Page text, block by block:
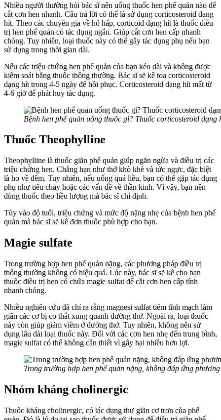
Nhiều người thường hỏi bác sĩ nên uống thuốc hen phế quản nào để
cắt cơn hen nhanh. Câu trả lời có thể là sử dụng corticosteroid dạng
hít. Theo các chuyên gia về hô hấp, corticoid dạng hít là thuốc điều
trị hen phế quản có tác dụng ngắn. Giúp cắt cơn hen cấp nhanh
chóng. Tuy nhiên, loại thuốc này có thể gây tác dụng phụ nếu bạn
sử dụng trong thời gian dài.
Nếu các triệu chứng hen phế quản của bạn kéo dài và không được
kiểm soát bằng thuốc thông thường. Bác sĩ sẽ kê toa corticosteroid
dạng hít trong 4-5 ngày để hồi phục. Corticosteroid dạng hít mất từ ​​
4-6 giờ để phát huy tác dụng.
Bệnh hen phế quản uống thuốc gì? Thuốc corticosteroid
Thuốc Theophylline
Theophylline là thuốc giãn phế quản giúp ngăn ngừa và điều trị các
triệu chứng hen. Chẳng hạn như thở khò khè và tức ngực, đặc biệt
là ho về đêm. Tuy nhiên, nếu uống quá liều, bạn có thể gặp tác dụng
phụ như tiêu chảy hoặc các vấn đề về thần kinh. Vì vậy, bạn nên
dùng thuốc theo liều lượng mà bác sĩ chỉ định.
Tùy vào độ tuổi, triệu chứng và mức độ nặng nhẹ của bệnh hen phế
quản mà bác sĩ sẽ kê đơn thuốc phù hợp cho bạn.
Magie sulfate
Trong trường hợp hen phế quản nặng, các phương pháp điều trị
thông thường không có hiệu quả. Lúc này, bác sĩ sẽ kê cho bạn
thuốc điều trị hen có chứa magie sulfat để cắt cơn hen cấp tính
nhanh chóng.
Nhiều nghiên cứu đã chỉ ra rằng magnesi sulfat tiêm tĩnh mạch làm
giãn các cơ bị co thắt xung quanh đường thở. Ngoài ra, loại thuốc
này còn giúp giảm viêm ở đường thở. Tuy nhiên, không nên sử
dụng lâu dài loại thuốc này. Đối với các cơn hen nhẹ đến trung bình,
magie sulfat có thể không cần thiết vì gây hại nhiều hơn lợi.
Trong trường hợp hen phế quản nặng, không đáp ứng
Nhóm kháng cholinergic
Thuốc kháng cholinergic, có tác dụng thư giãn cơ trơn của phế